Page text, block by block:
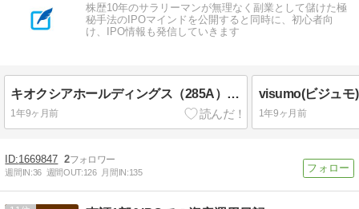
株歴10年のサラリーマンが無理なく副業として儲けた極
秘手法のIPOマインドを公開すると同時に、初心者向
け、IPO情報も発信していきます
キオクシアホールディングス（285A）IPOの評価【新規上場承認】
1年9ヶ月前 1年9ヶ月前
1669847 2
週間IN:36 週間OUT:126 月間IN:135